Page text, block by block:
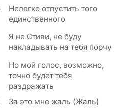
Нелегко отпустить того
единственного
Я не Стиви, не буду
накладывать на тебя порчу
Но мой голос, возможно,
точно будет тебя
раздражать
За это мне жаль (Жаль)